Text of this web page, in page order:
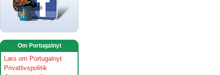
Om Portugalnyt
Læs om Portugalnyt
Privatlivspolitik